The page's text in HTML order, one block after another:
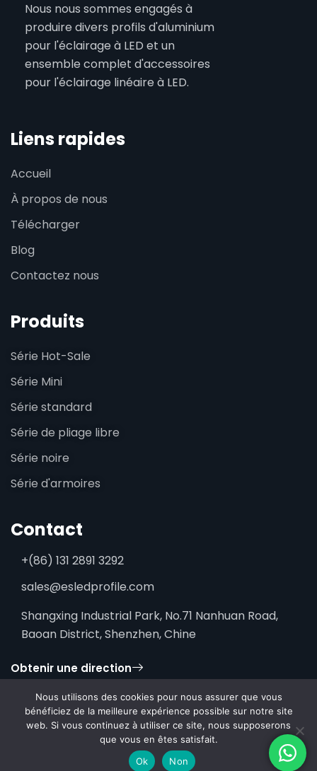
Nous nous sommes engagés à
produire divers profils d'aluminium
pour l'éclairage à LED et un
ensemble complet d'accessoires
pour l'éclairage linéaire à LED.
Liens rapides
Accueil
À propos de nous
Télécharger
Blog
Contactez nous
Produits
Série Hot-Sale
Série Mini
Série standard
Série de pliage libre
Série noire
Série d'armoires
Contact
+(86) 131 2891 3292
sales@esledprofile.com
Shangxing Industrial Park, No.71 Nanhuan Road,
Baoan District, Shenzhen, Chine
Obtenir une direction
2026 ESSENLEDPROFILE. Tous droits réservés.
Nous utilisons des cookies pour nous assurer que vous
bénéficiez de la meilleure expérience possible sur notre site
web. Si vous continuez à utiliser ce site, nous supposerons
que vous en êtes satisfait.
Ok
Non